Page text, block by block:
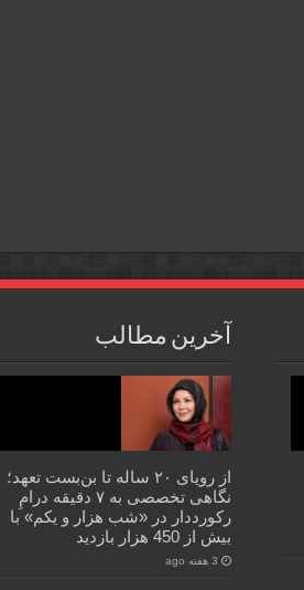
آخرین مطالب
از رویای ۲۰ ساله تا بن‌بست تعهد؛
نگاهی تخصصی به ۷ دقیقه درامِ
رکورددار در «شب هزار و یکم» با
بیش از 450 هزار بازدید
3 هفته ago